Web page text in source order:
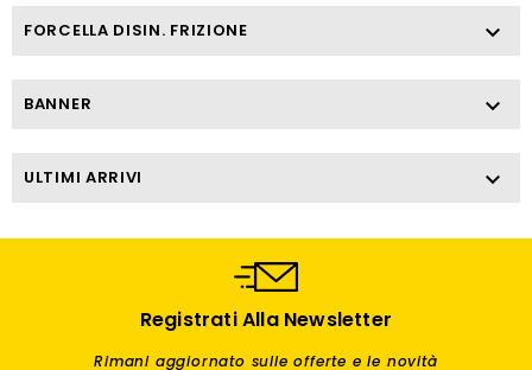
FORCELLA DISIN. FRIZIONE 
BANNER 
ULTIMI ARRIVI 
Registrati Alla Newsletter
Rimani aggiornato sulle offerte e le novità